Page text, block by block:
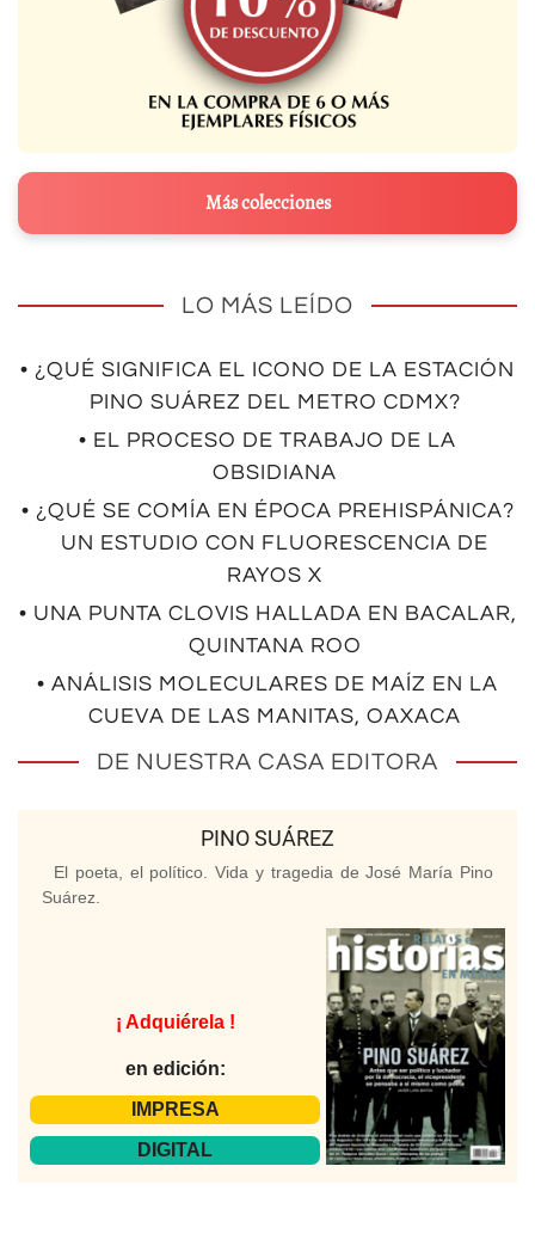
Más colecciones
LO MÁS LEÍDO
• ¿QUÉ SIGNIFICA EL ICONO DE LA ESTACIÓN
PINO SUÁREZ DEL METRO CDMX?
• EL PROCESO DE TRABAJO DE LA
OBSIDIANA
• ¿QUÉ SE COMÍA EN ÉPOCA PREHISPÁNICA?
UN ESTUDIO CON FLUORESCENCIA DE
RAYOS X
• UNA PUNTA CLOVIS HALLADA EN BACALAR,
QUINTANA ROO
• ANÁLISIS MOLECULARES DE MAÍZ EN LA
CUEVA DE LAS MANITAS, OAXACA
DE NUESTRA CASA EDITORA
PINO SUÁREZ
El poeta, el político. Vida y tragedia de José María Pino
Suárez.
¡ Adquiérela !
en edición:
IMPRESA
DIGITAL